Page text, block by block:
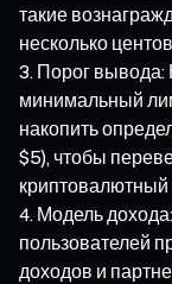
такие
несколько
Порог вывода:
минимальный
накопить
$5), чтобы
криптовалютный
Модель
пользователей
доходов и